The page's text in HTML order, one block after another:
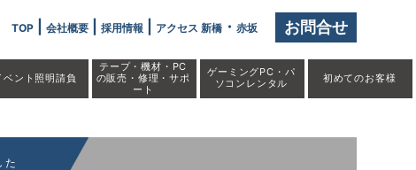
始しました」" />
お問合せ
TOP| 会社概要| 採用情報 アクセス 新橋・ 赤坂
ベント照明請負
テープ・機材・PC
の販売・修理・サポ
ート
ゲーミングPC・パ
ソコンレンタル
初めてのお客様
た